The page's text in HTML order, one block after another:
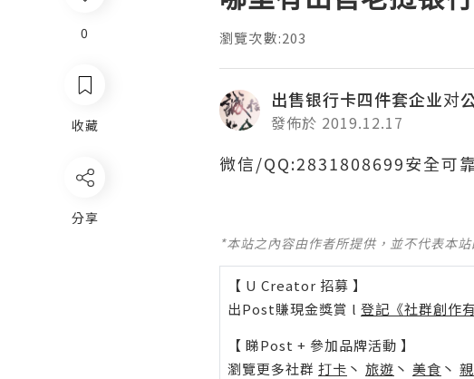
瀏覽次數:203
出售银行卡四件套企业对
發佈於 2019.12.17
微信/QQ:2831808699安全可
*本站之內容由作者所提供，並不代表本
【 U Creator 招募 】
出Post賺現金獎賞 l 登記《社群創作
【 睇Post + 參加品牌活動 】
瀏覽更多社群 打卡 丶 旅遊 丶 美食 丶
0
收藏
分享